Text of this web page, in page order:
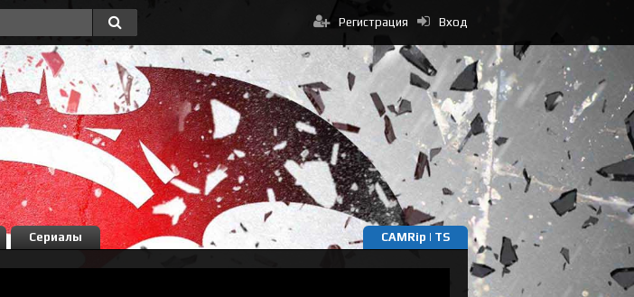
Вход
Регистрация
Сериалы CAMRip | TS